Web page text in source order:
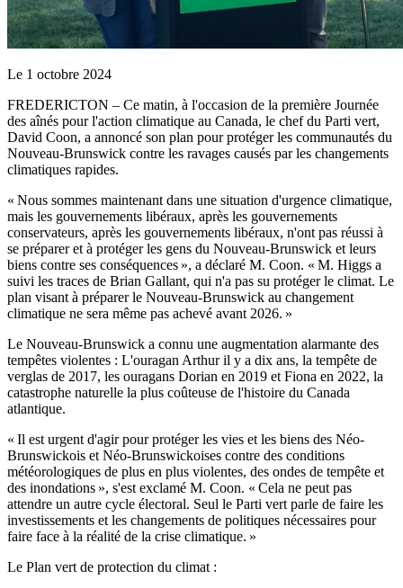
Le 1 octobre 2024
FREDERICTON – Ce matin, à l'occasion de la première Journée
des aînés pour l'action climatique au Canada, le chef du Parti vert,
David Coon, a annoncé son plan pour protéger les communautés du
Nouveau-Brunswick contre les ravages causés par les changements
climatiques rapides.
« Nous sommes maintenant dans une situation d'urgence climatique,
mais les gouvernements libéraux, après les gouvernements
conservateurs, après les gouvernements libéraux, n'ont pas réussi à
se préparer et à protéger les gens du Nouveau-Brunswick et leurs
biens contre ses conséquences », a déclaré M. Coon. « M. Higgs a
suivi les traces de Brian Gallant, qui n'a pas su protéger le climat. Le
plan visant à préparer le Nouveau-Brunswick au changement
climatique ne sera même pas achevé avant 2026. »
Le Nouveau-Brunswick a connu une augmentation alarmante des
tempêtes violentes : L'ouragan Arthur il y a dix ans, la tempête de
verglas de 2017, les ouragans Dorian en 2019 et Fiona en 2022, la
catastrophe naturelle la plus coûteuse de l'histoire du Canada
atlantique.
« Il est urgent d'agir pour protéger les vies et les biens des Néo-
Brunswickois et Néo-Brunswickoises contre des conditions
météorologiques de plus en plus violentes, des ondes de tempête et
des inondations », s'est exclamé M. Coon. « Cela ne peut pas
attendre un autre cycle électoral. Seul le Parti vert parle de faire les
investissements et les changements de politiques nécessaires pour
faire face à la réalité de la crise climatique. »
Le Plan vert de protection du climat :